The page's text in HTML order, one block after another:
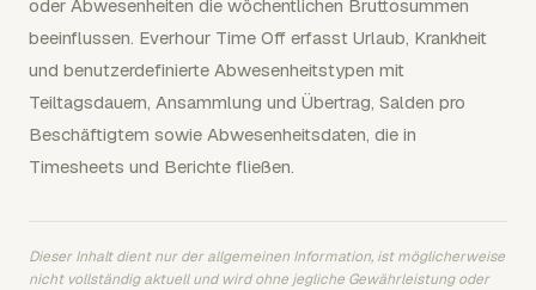
oder Abwesenheiten die wöchentlichen Bruttosummen
beeinflussen. Everhour Time Off erfasst Urlaub, Krankheit
und benutzerdefinierte Abwesenheitstypen mit
Teiltagsdauern, Ansammlung und Übertrag, Salden pro
Beschäftigtem sowie Abwesenheitsdaten, die in
Timesheets und Berichte fließen.
Dieser Inhalt dient nur der allgemeinen Information, ist möglicherweise
nicht vollständig aktuell und wird ohne jegliche Gewährleistung oder